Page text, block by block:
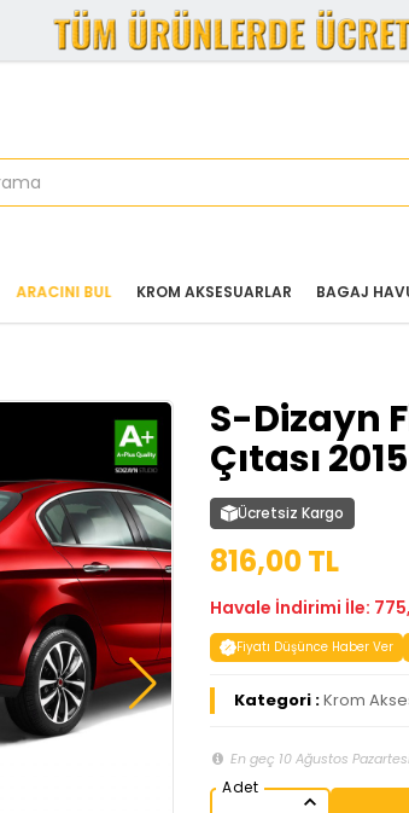
BAGAJ
KROM AKSESUARLAR
ARACINI BUL
S-Dizayn
Çıtası
Ücretsiz Kargo
816,00 TL
Havale İndirimi İle:
Fiyatı Düşünce Haber Ver
Kategori :Krom
En geç 10 Ağustos